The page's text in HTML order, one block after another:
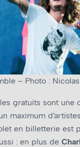
– Photo :
gratuits sont une
maximum
en billetterie est
: en plus de